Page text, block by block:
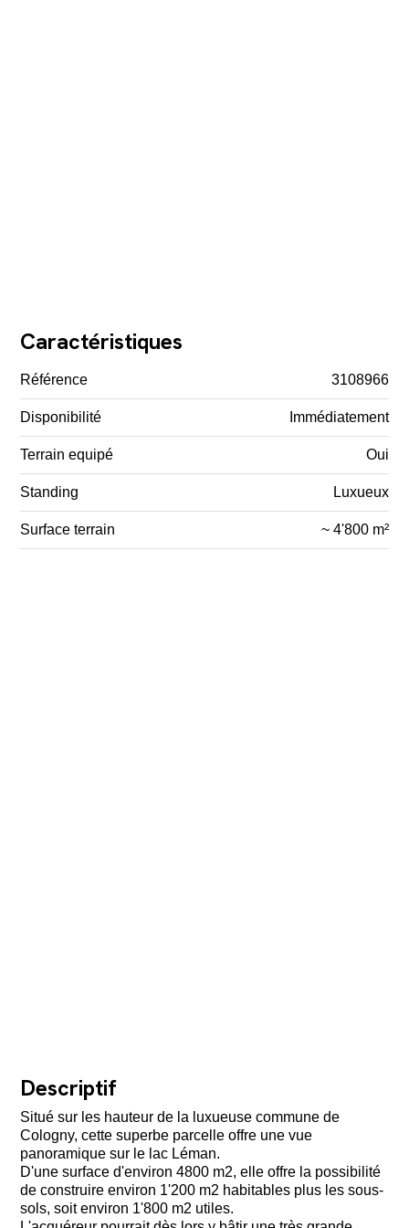
Caractéristiques
Référence 3108966
Disponibilité Immédiatement
Terrain equipé Oui
Standing Luxueux
Surface terrain ~ 4'800 m²
Descriptif
Situé sur les hauteur de la luxueuse commune de
Cologny, cette superbe parcelle offre une vue
panoramique sur le lac Léman.
D'une surface d'environ 4800 m2, elle offre la possibilité
de construire environ 1'200 m2 habitables plus les sous-
sols, soit environ 1'800 m2 utiles.